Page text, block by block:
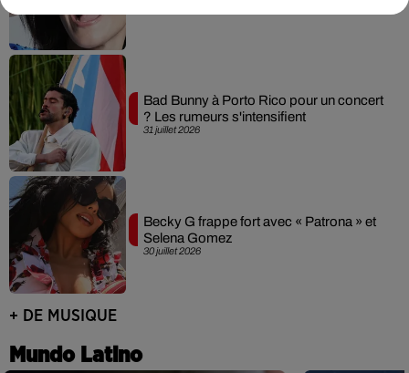
31 juillet 2026
Bad Bunny à Porto Rico pour un concert
? Les rumeurs s'intensifient
30 juillet 2026
Becky G frappe fort avec « Patrona » et
Selena Gomez
+ DE MUSIQUE
Mundo Latino